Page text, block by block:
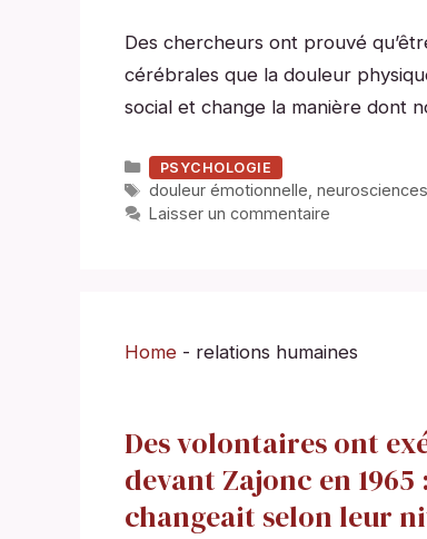
Des chercheurs ont prouvé
cérébrales que la douleur
social et change la manière dont
Catégories
PSYCHOLOGIE
Étiquettes
douleur émotionnelle neurosciences
Laisser un commentaire
Home - relations humaines
Des volontaires ont
devant Zajonc en
changeait selon leur